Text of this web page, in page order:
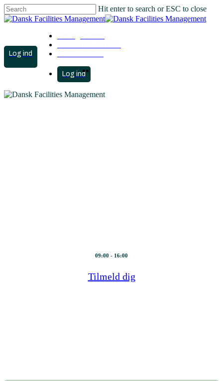
Hit enter to search or ESC to close
Close
search
account
Menu
search
account
09:00 - 16:00
Tilmeld dig